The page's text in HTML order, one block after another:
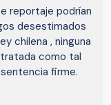
reportaje podrían
desestimados
chilena , ninguna
como tal
firme.